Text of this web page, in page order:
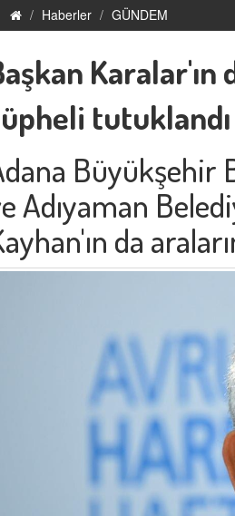
Haberler GÜNDEM
Karalar'ın
tutuklandı
Büyükşehir
Adıyaman
da